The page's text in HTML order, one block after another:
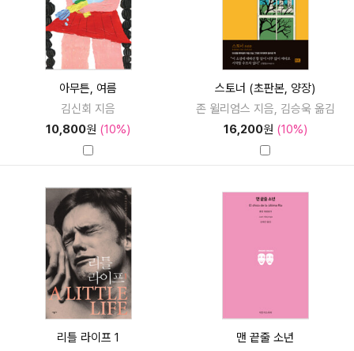
아무튼, 여름
김신회 지음
10,800원 (10%)
스토너 (초판본, 양장)
존 윌리엄스 지음, 김승욱 옮김
16,200원 (10%)
리틀 라이프 1
맨 끝줄 소년